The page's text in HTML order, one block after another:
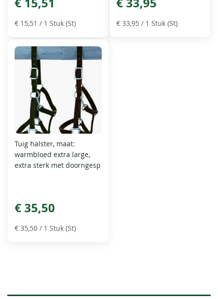
€ 15,51 / 1 Stuk (St) € 33,95 / 1 Stuk (St)
Tuig halster, maat:
warmbloed extra large,
extra sterk met doorngesp
€ 35,50
€ 35,50 / 1 Stuk (St)